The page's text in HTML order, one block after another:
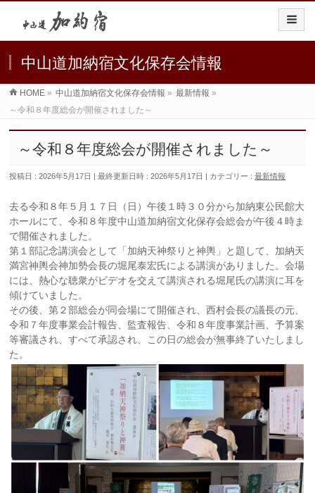
中山道加納宿文化保存会情報
HOME » 中山道加納宿文化保存会情報 » 最新情報 »
～令和８年度総会が開催されました～
～令和８年度総会が開催されました～
投稿日 : 2026年5月17日 最終更新日時 : 2026年5月17日 カテゴリー :最新情報
去る令和８年５月１７日（日）午後１時３０分から加納東公民館大
ホールにて、令和８年度中山道加納宿文化保存会総会が午後４時ま
で開催されました。
第１部記念講演会として「加納天神祭りと神輿」と題して、加納天
満宮神輿会神加勢会長の堀尾泰宏氏による講演がありました。会場
には、熱心な聴衆がビデオを交えて講演される堀尾氏の講演に耳を
傾けていました。
その後、第２部総会が同会場にて開催され、西村会長の議長の元、
令和７年度事業会計報告、監査報告、令和８年度事業計画、予算案
等審議され、すべて承認され、この日の総会が無事終了いたしまし
た。